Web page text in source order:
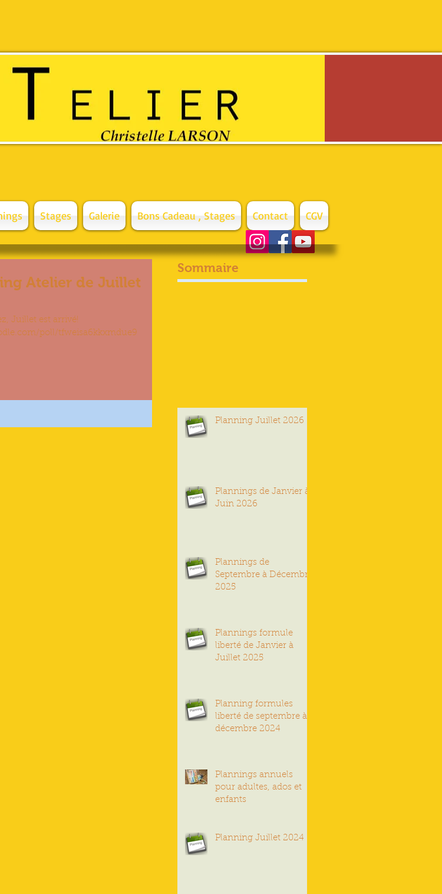
Stages Galerie Bons Cadeau , Stages Contact CGV
Atelier de Juillet
Juillet est arrivé!
poll/tfweisa6kkxmdue9
Sommaire
Planning Juillet 2026
Plannings de Janvier à
Juin 2026
Plannings de
Septembre à Décembre
2025
Plannings formule
liberté de Janvier à
Juillet 2025
Planning formules
liberté de septembre à
décembre 2024
Plannings annuels
pour adultes, ados et
enfants
Planning Juillet 2024